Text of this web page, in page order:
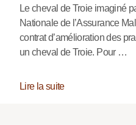
Le cheval de Troie imaginé
Nationale de l’Assurance
contrat d’amélioration des
un cheval de Troie. Pour …
Lire la suite